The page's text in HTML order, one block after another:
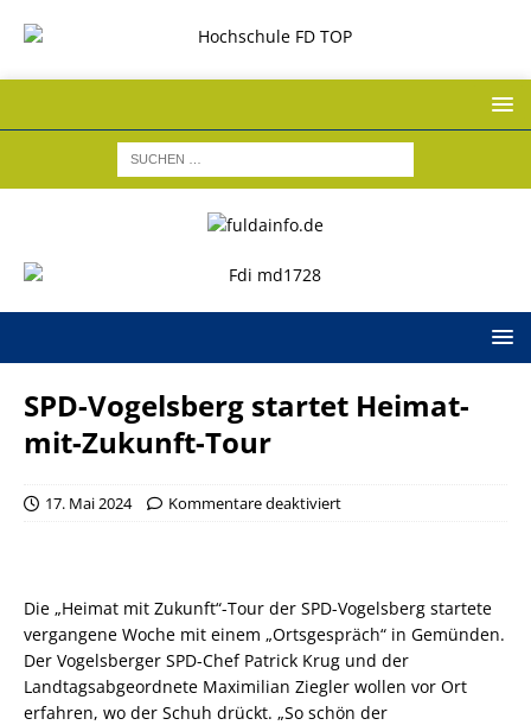
SPD-Vogelsberg startet Heimat-
mit-Zukunft-Tour
17. Mai 2024 Kommentare deaktiviert
Die „Heimat mit Zukunft“-Tour der SPD-Vogelsberg startete
vergangene Woche mit einem „Ortsgespräch“ in Gemünden.
Der Vogelsberger SPD-Chef Patrick Krug und der
Landtagsabgeordnete Maximilian Ziegler wollen vor Ort
erfahren, wo der Schuh drückt. „So schön der